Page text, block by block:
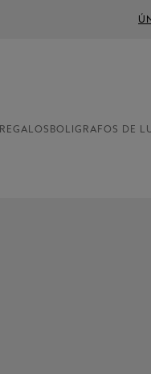
REGALOS BOLIGRAFOS DE